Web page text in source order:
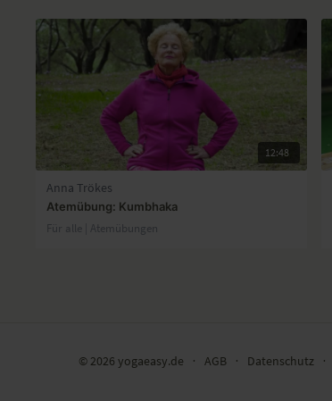
12:48
Anna Trökes
Atemübung: Kumbhaka
Für alle | Atemübungen
© 2026 yogaeasy.de ∙ AGB ∙ Datenschutz ∙